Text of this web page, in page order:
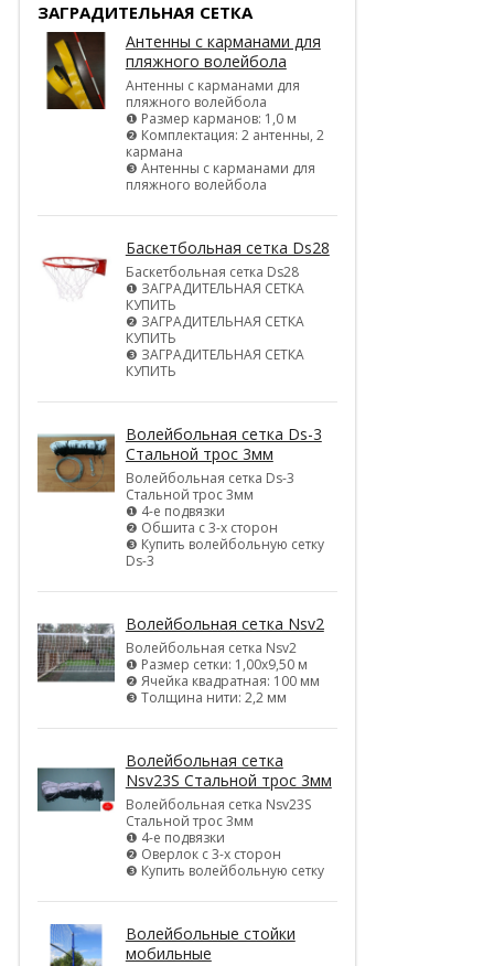
ЗАГРАДИТЕЛЬНАЯ СЕТКА
Антенны с карманами для
пляжного волейбола
Антенны с карманами для
пляжного волейбола
❶ Размер карманов: 1,0 м
❷ Комплектация: 2 антенны, 2
кармана
❸ Антенны с карманами для
пляжного волейбола
Баскетбольная сетка Ds28
Баскетбольная сетка Ds28
❶ ЗАГРАДИТЕЛЬНАЯ СЕТКА
КУПИТЬ
❷ ЗАГРАДИТЕЛЬНАЯ СЕТКА
КУПИТЬ
❸ ЗАГРАДИТЕЛЬНАЯ СЕТКА
КУПИТЬ
Волейбольная сетка Ds-3
Стальной трос 3мм
Волейбольная сетка Ds-3
Стальной трос 3мм
❶ 4-е подвязки
❷ Обшита с 3-х сторон
❸ Купить волейбольную сетку
Ds-3
Волейбольная сетка Nsv2
Волейбольная сетка Nsv2
❶ Размер сетки: 1,00х9,50 м
❷ Ячейка квадратная: 100 мм
❸ Толщина нити: 2,2 мм
Волейбольная сетка
Nsv23S Стальной трос 3мм
Волейбольная сетка Nsv23S
Стальной трос 3мм
❶ 4-е подвязки
❷ Оверлок с 3-х сторон
❸ Купить волейбольную сетку
Волейбольные стойки
мобильные